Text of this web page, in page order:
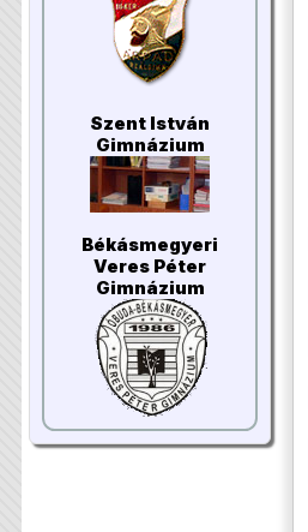
Szent István
Gimnázium
Békásmegyeri
Veres Péter
Gimnázium